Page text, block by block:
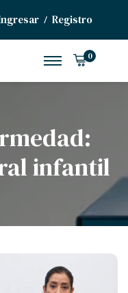
/ Registro
0
infantil